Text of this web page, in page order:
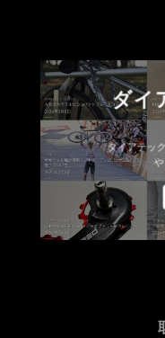
ダイ
ダイアテッ